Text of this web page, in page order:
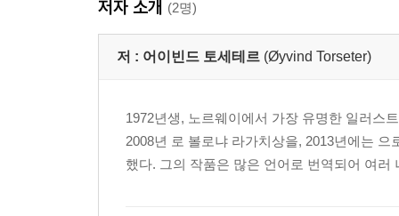
저자 소개 (2명)
저 : 어이빈드 토세테르 (Øyvind Torseter)
1972년생, 노르웨이에서 가장 유명한 일러스
2008년 로 볼로냐 라가치상을, 2013년에는 으
했다. 그의 작품은 많은 언어로 번역되어 여러